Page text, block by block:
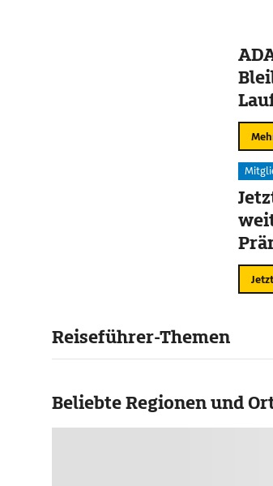
Reiseführer-Themen
Beliebte Regionen und